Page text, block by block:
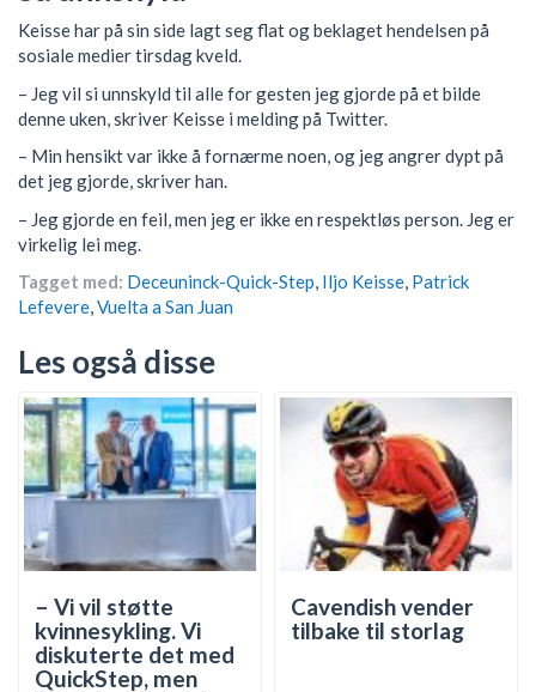
Keisse har på sin side lagt seg flat og beklaget hendelsen på
sosiale medier tirsdag kveld.
– Jeg vil si unnskyld til alle for gesten jeg gjorde på et bilde
denne uken, skriver Keisse i melding på Twitter.
– Min hensikt var ikke å fornærme noen, og jeg angrer dypt på
det jeg gjorde, skriver han.
– Jeg gjorde en feil, men jeg er ikke en respektløs person. Jeg er
virkelig lei meg.
Tagget med: Deceuninck-Quick-Step, Iljo Keisse, Patrick
Lefevere,Vuelta a San Juan
Les også disse
– Vi vil støtte
kvinnesykling. Vi
diskuterte det med
QuickStep, men
Cavendish vender
tilbake til storlag